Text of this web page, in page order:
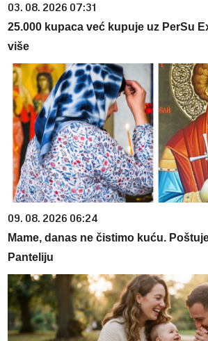
03. 08. 2026 07:31
25.000 kupaca već kupuje uz PerSu
više
09. 08. 2026 06:24
Mame, danas ne čistimo kuću.
Panteliju